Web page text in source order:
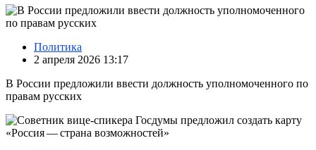
Политика
2 апреля 2026 13:17
В России предложили ввести должность уполномоченного по
правам русских